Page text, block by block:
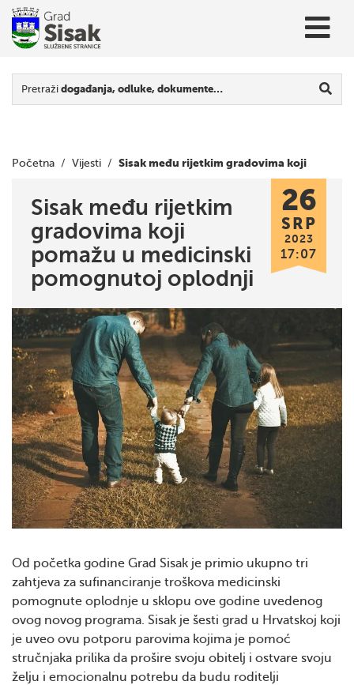
Pretraži događanja, odluke, dokumente…
Početna / Vijesti / Sisak među rijetkim gradovima koji
Sisak među rijetkim
gradovima koji
pomažu u medicinski
pomognutoj oplodnji
26
SRP
2023
17:07
Od početka godine Grad Sisak je primio ukupno tri
zahtjeva za sufinanciranje troškova medicinski
pomognute oplodnje u sklopu ove godine uvedenog
ovog novog programa. Sisak je šesti grad u Hrvatskoj koji
je uveo ovu potporu parovima kojima je pomoć
stručnjaka prilika da prošire svoju obitelj i ostvare svoju
želju i emocionalnu potrebu da budu roditelji